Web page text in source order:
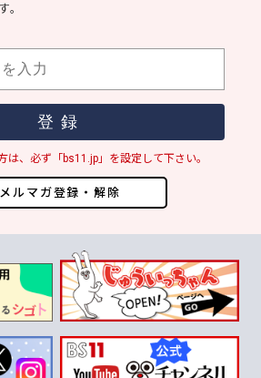
メルマガ登録・解除
。
、必ず「bs11.jp」を設定して下さい。